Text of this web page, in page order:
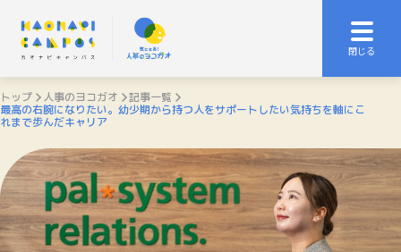
トップ 人事のヨコガオ
記事一覧
最高の右腕になりたい。幼少期から持つ人をサポートしたい気持ちを軸にこ
れまで歩んだキャリア